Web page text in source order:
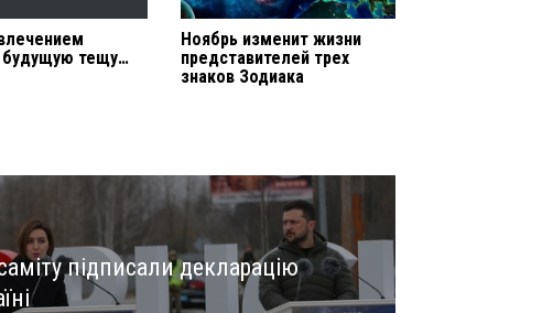
будущую тещу…
Ноябрь изменит жизни
представителей трех
знаков Зодиака
підписали декларацію